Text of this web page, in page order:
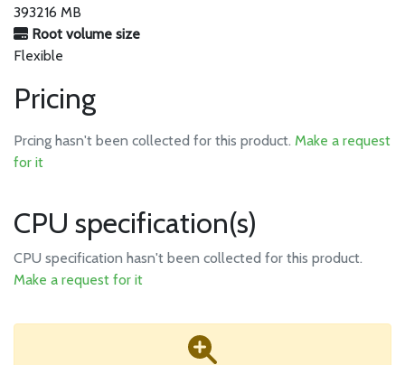
393216 MB
Root volume size
Flexible
Pricing
Prcing hasn't been collected for this product. Make a request
for it
CPU specification(s)
CPU specification hasn't been collected for this product.
Make a request for it